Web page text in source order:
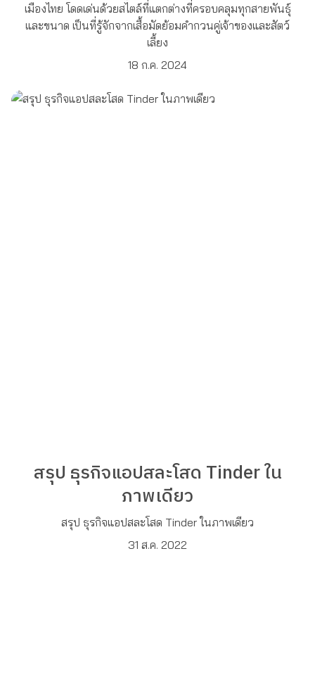
เมืองไทย โดดเด่นด้วยสไตล์ที่แตกต่างที่ครอบคลุมทุกสายพันธุ์
และขนาด เป็นที่รู้จักจากเสื้อมัดย้อมคำกวนคู่เจ้าของและสัตว์
เลี้ยง
18 ก.ค. 2024
สรุป ธุรกิจแอปสละโสด Tinder ใน
ภาพเดียว
สรุป ธุรกิจแอปสละโสด Tinder ในภาพเดียว
31 ส.ค. 2022